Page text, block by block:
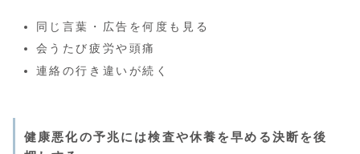
同じ言葉・広告を何度も見る
会うたび疲労や頭痛
連絡の行き違いが続く
健康悪化の予兆には検査や休養を早める決断を後